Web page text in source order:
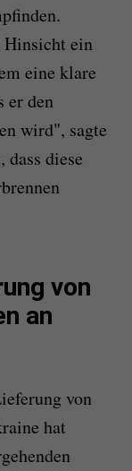
Hinsicht ein
eine klare
er den
wird", sagte
diese
von
an
von
hat